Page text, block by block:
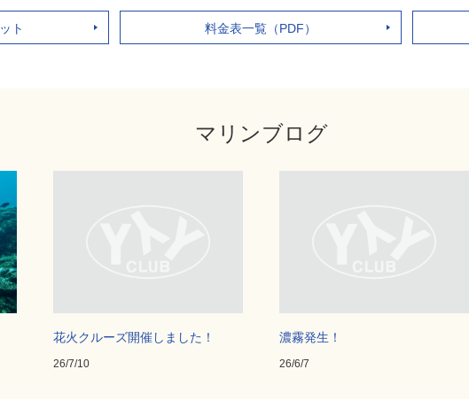
ト 料金表一覧（PDF）
マリンブログ
花火クルーズ開催しました！
26/7/10
濃霧発生！
26/6/7